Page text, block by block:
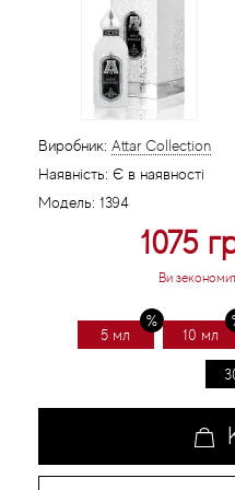
Виробник: Attar Collection
Наявність: Є в наявності
Модель: 1394
1075
Ви
5 мл 10 мл